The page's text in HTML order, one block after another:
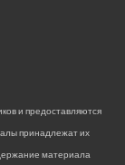
и предоставляются
принадлежат их
материала